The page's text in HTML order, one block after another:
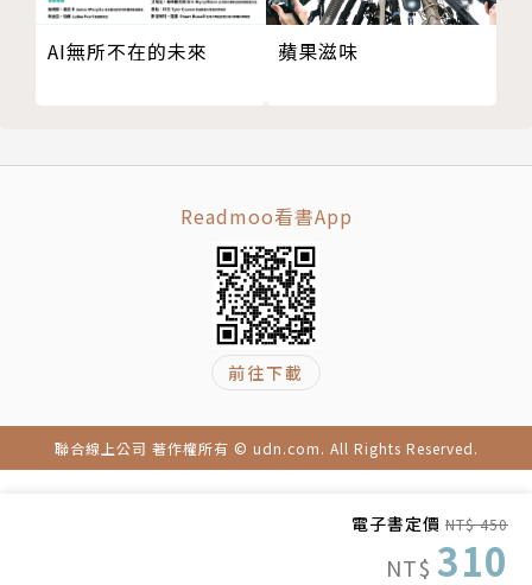
電子書定價 NT$ 450
NT$ 310
團隊與組織是企業經營的第一要務。人才必須適才適
執行長最重要就是要帶領團隊做事、經營出好的結果。
要做事，就要做對事，要做對事，思慮就要清晰周延；
執行時會面臨各種狀況，就算沒有權力，也要有方法能
創新；更要能有效掌握公司的營運實況，要隨時盯著儀
34 關鍵時刻，挺身而出
35 有一個沒有用的人，不如沒有
40 如何讓主管全力省錢，努力賺錢
41 做事之前，思考多一點
42 沒有權力能做事嗎？
44 重大事件請在第一時間告訴我
46 做了會上天，不做會死人
47 全年業績如何重估
AI無所不在的未來 蘋果滋味
Readmoo看書App
前往下載
聯合線上公司 著作權所有 © udn.com. All Rights Reserved.